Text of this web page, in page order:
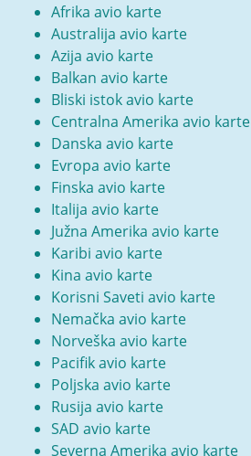
Afrika avio karte
Australija avio karte
Azija avio karte
Balkan avio karte
Bliski istok avio karte
Centralna Amerika avio karte
Danska avio karte
Evropa avio karte
Finska avio karte
Italija avio karte
Južna Amerika avio karte
Karibi avio karte
Kina avio karte
Korisni Saveti avio karte
Nemačka avio karte
Norveška avio karte
Pacifik avio karte
Poljska avio karte
Rusija avio karte
SAD avio karte
Severna Amerika avio karte